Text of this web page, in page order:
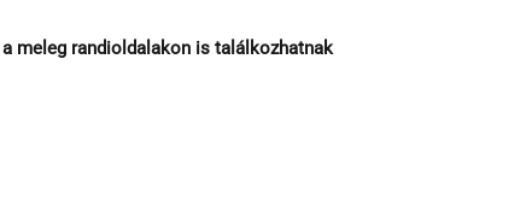
meleg randioldalakon is találkozhatnak